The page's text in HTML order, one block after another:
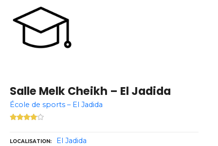
Salle Melk Cheikh – El Jadida
École de sports – El Jadida
LOCALISATION El Jadida